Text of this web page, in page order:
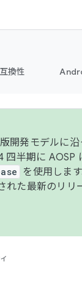
互換性
開発モデルに
四半期に AOSP
を使用します
た最新のリリ